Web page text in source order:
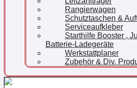
Rangierwagen
Schutztaschen &
Serviceaufkleber
Starthilfe Booster ,
Batterie-Ladegeräte
Werkstattplaner
Zubehör & Div.